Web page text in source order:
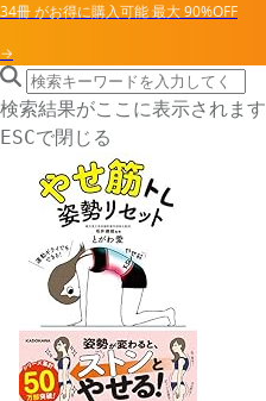
34冊がお得に購入可能最大90%OFF
→
search icon
サイト内検索
検索結果がここに表示されます
ESCで閉じる